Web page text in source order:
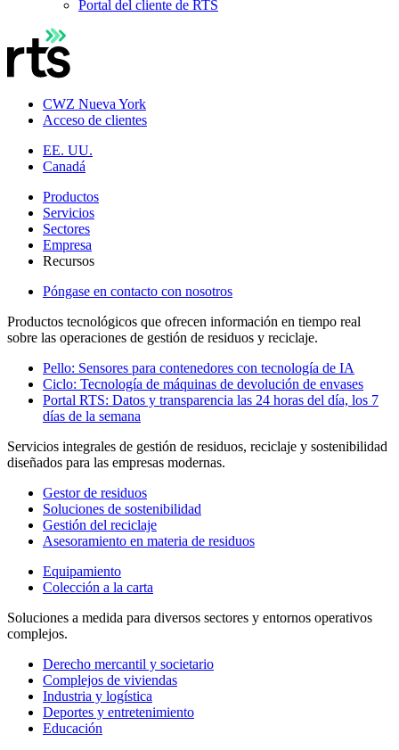
Portal del cliente de RTS
CWZ Nueva York
Acceso de clientes
EE. UU.
Canadá
Productos
Servicios
Sectores
Empresa
Recursos
Póngase en contacto con nosotros
Productos tecnológicos que ofrecen información en tiempo real
sobre las operaciones de gestión de residuos y reciclaje.
Pello: Sensores para contenedores con tecnología de IA
Ciclo: Tecnología de máquinas de devolución de envases
Portal RTS: Datos y transparencia las 24 horas del día, los 7
días de la semana
Servicios integrales de gestión de residuos, reciclaje y sostenibilidad
diseñados para las empresas modernas.
Gestor de residuos
Soluciones de sostenibilidad
Gestión del reciclaje
Asesoramiento en materia de residuos
Equipamiento
Colección a la carta
Soluciones a medida para diversos sectores y entornos operativos
complejos.
Derecho mercantil y societario
Complejos de viviendas
Industria y logística
Deportes y entretenimiento
Educación